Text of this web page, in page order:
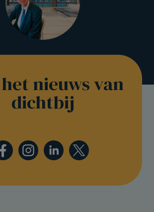
nieuws van
dichtbij